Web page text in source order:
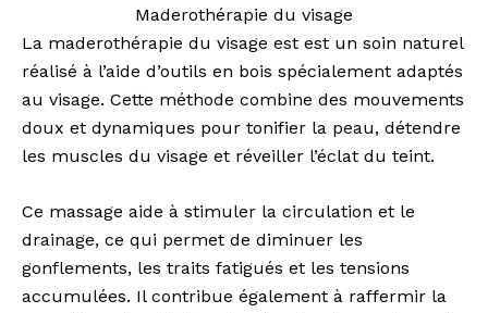
Maderothérapie du visage
La maderothérapie du visage est est un soin naturel
réalisé à l’aide d’outils en bois spécialement adaptés
au visage. Cette méthode combine des mouvements
doux et dynamiques pour tonifier la peau, détendre
les muscles du visage et réveiller l’éclat du teint.
Ce massage aide à stimuler la circulation et le
drainage, ce qui permet de diminuer les
gonflements, les traits fatigués et les tensions
accumulées. Il contribue également à raffermir la